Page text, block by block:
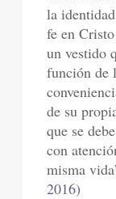
la
fe en
un vestido
función de
de su
que se
con
misma
2016)